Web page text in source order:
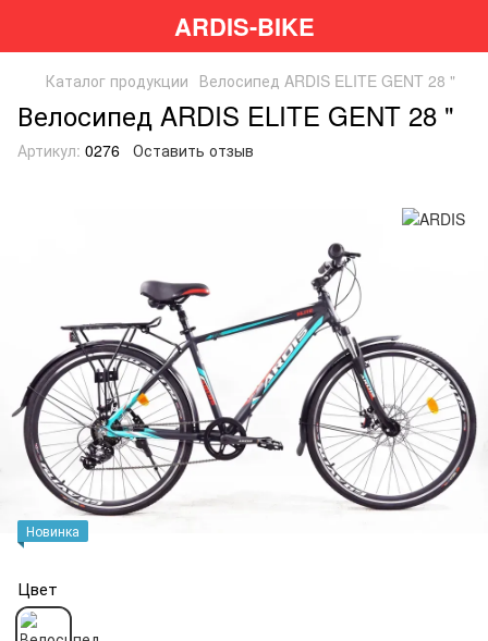
ARDIS-BIKE
Каталог продукции Велосипед ARDIS ELITE GENT 28 "
Велосипед ARDIS ELITE GENT 28 "
Артикул: 0276 Оставить отзыв
Новинка
Цвет